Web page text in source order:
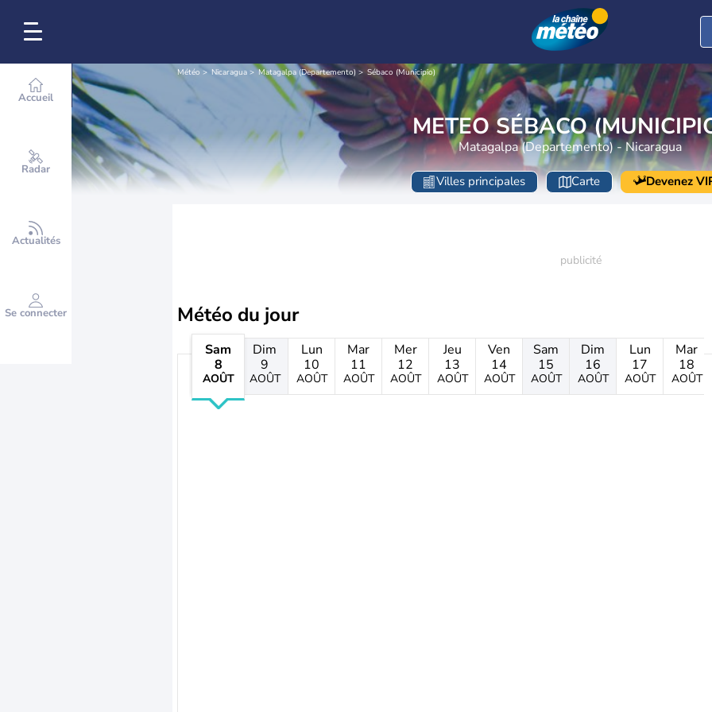
Accueil
Radar
Actualités
Se connecter
Météo Nicaragua Matagalpa (Departemento) Sébaco (Municipio)
METEO SÉBACO
Matagalpa (Departemento) - Nicaragua
Villes principales Carte Devenez
Météo du jour
Sam
8
AOÛT
Dim
9
AOÛT
Lun
10
AOÛT
Mar
11
AOÛT
Mer
12
AOÛT
Jeu
13
AOÛT
Ven
14
AOÛT
Sam
15
AOÛT
Dim
16
AOÛT
Lun
17
AOÛT
Mar
18
AOÛT